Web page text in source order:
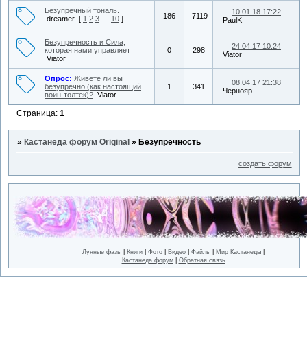
Безупречный тональ.
dreamer [ 1 2 3 10 ] 186 7119
10.01.18 17:22
PaulK
Безупречность и Сила,
которая нами управляет
Viator
0 298
24.04.17 10:24
Viator
Опрос: Живете ли вы
безупречно (как настоящий
воин-толтек)? Viator
1 341
08.04.17 21:38
Чернояр
Страница:1
»Кастанеда форум Original »Безупречность
создать форум
Лунные фазы Книги Фото Видео Файлы Мир Кастанеды
Кастанеда форум| Обратная связь